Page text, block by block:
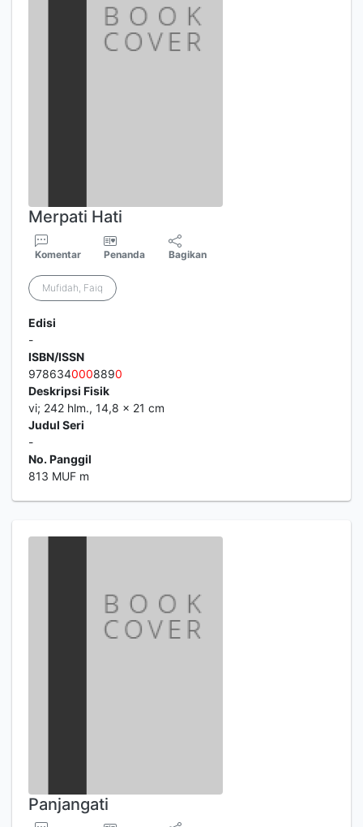
Merpati Hati
Komentar Penanda Bagikan
Mufidah, Faiq
Edisi
-
ISBN/ISSN
9786340008890
Deskripsi Fisik
vi; 242 hlm., 14,8 x 21 cm
Judul Seri
-
No. Panggil
813 MUF m
Panjangati